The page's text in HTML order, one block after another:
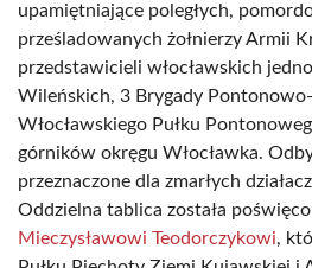
upamiętniające poległych,
prześladowanych żołnierzy Armii
przedstawicieli włocławskich
Wileńskich, 3 Brygady
Włocławskiego Pułku
górników okręgu Włocławka.
przeznaczone dla zmarłych
Oddzielna tablica została
Mieczysławowi Teodorczykowi,